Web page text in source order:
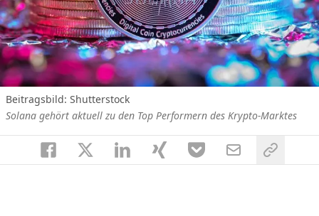
Beitragsbild: Shutterstock
Solana gehört aktuell zu den Top Performern des Krypto-Marktes